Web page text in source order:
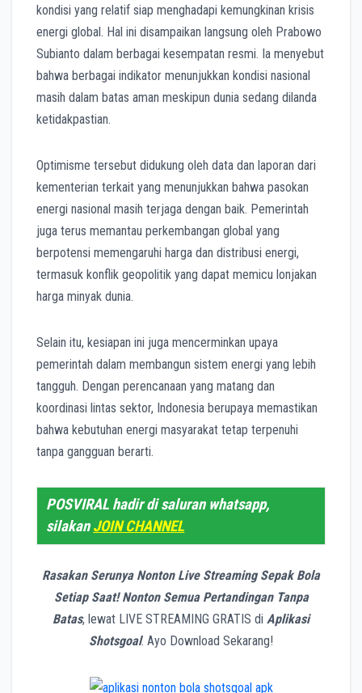
kondisi yang relatif siap menghadapi kemungkinan krisis
energi global. Hal ini disampaikan langsung oleh Prabowo
Subianto dalam berbagai kesempatan resmi. Ia menyebut
bahwa berbagai indikator menunjukkan kondisi nasional
masih dalam batas aman meskipun dunia sedang dilanda
ketidakpastian.
Optimisme tersebut didukung oleh data dan laporan dari
kementerian terkait yang menunjukkan bahwa pasokan
energi nasional masih terjaga dengan baik. Pemerintah
juga terus memantau perkembangan global yang
berpotensi memengaruhi harga dan distribusi energi,
termasuk konflik geopolitik yang dapat memicu lonjakan
harga minyak dunia.
Selain itu, kesiapan ini juga mencerminkan upaya
pemerintah dalam membangun sistem energi yang lebih
tangguh. Dengan perencanaan yang matang dan
koordinasi lintas sektor, Indonesia berupaya memastikan
bahwa kebutuhan energi masyarakat tetap terpenuhi
tanpa gangguan berarti.
POSVIRAL hadir di saluran whatsapp,
silakan JOIN CHANNEL
Rasakan Serunya Nonton Live Streaming Sepak Bola
Setiap Saat! Nonton Semua Pertandingan Tanpa
Batas, lewat LIVE STREAMING GRATIS di Aplikasi
Shotsgoal. Ayo Download Sekarang!